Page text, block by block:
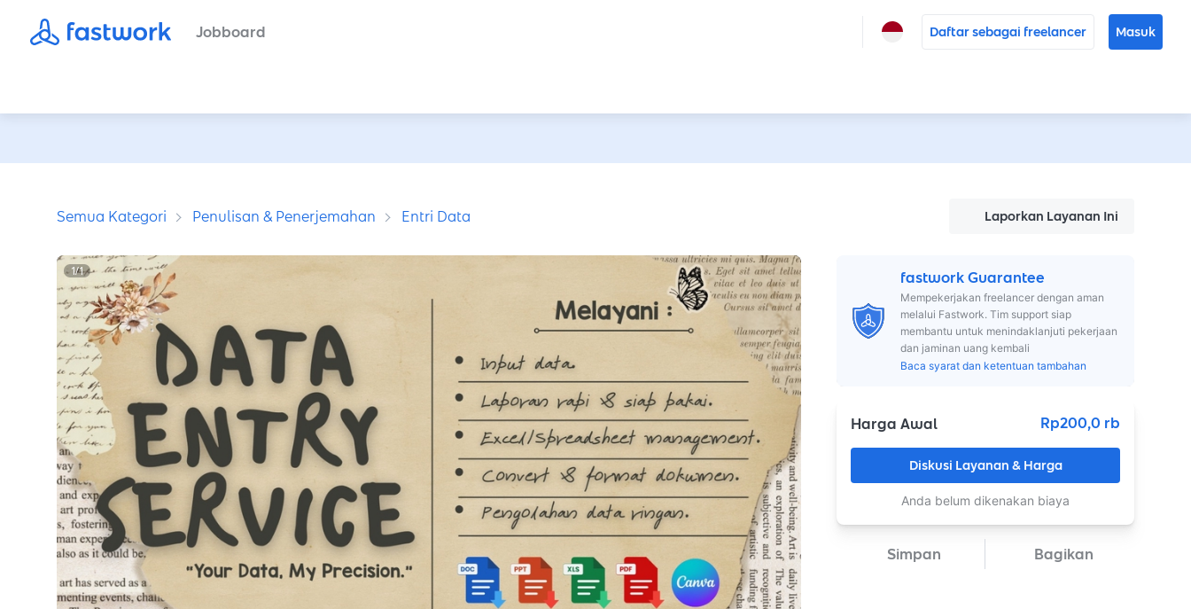
Jobboard Daftar sebagai freelancer Masuk
Semua Kategori Penulisan & Penerjemahan Entri Data Laporkan Layanan Ini
1/1 fastwork Guarantee
Mempekerjakan freelancer dengan aman
melalui Fastwork. Tim support siap
membantu untuk menindaklanjuti pekerjaan
dan jaminan uang kembali
Baca syarat dan ketentuan tambahan
Harga Awal Rp200,0 rb
Diskusi Layanan & Harga
Anda belum dikenakan biaya
Simpan Bagikan